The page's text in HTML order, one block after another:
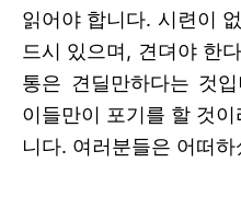
읽어야 합니다. 시련이
드시 있으며, 견뎌야 한
통은 견딜만하다는 것
이들만이 포기를 할 것
니다. 여러분들은 어떠하